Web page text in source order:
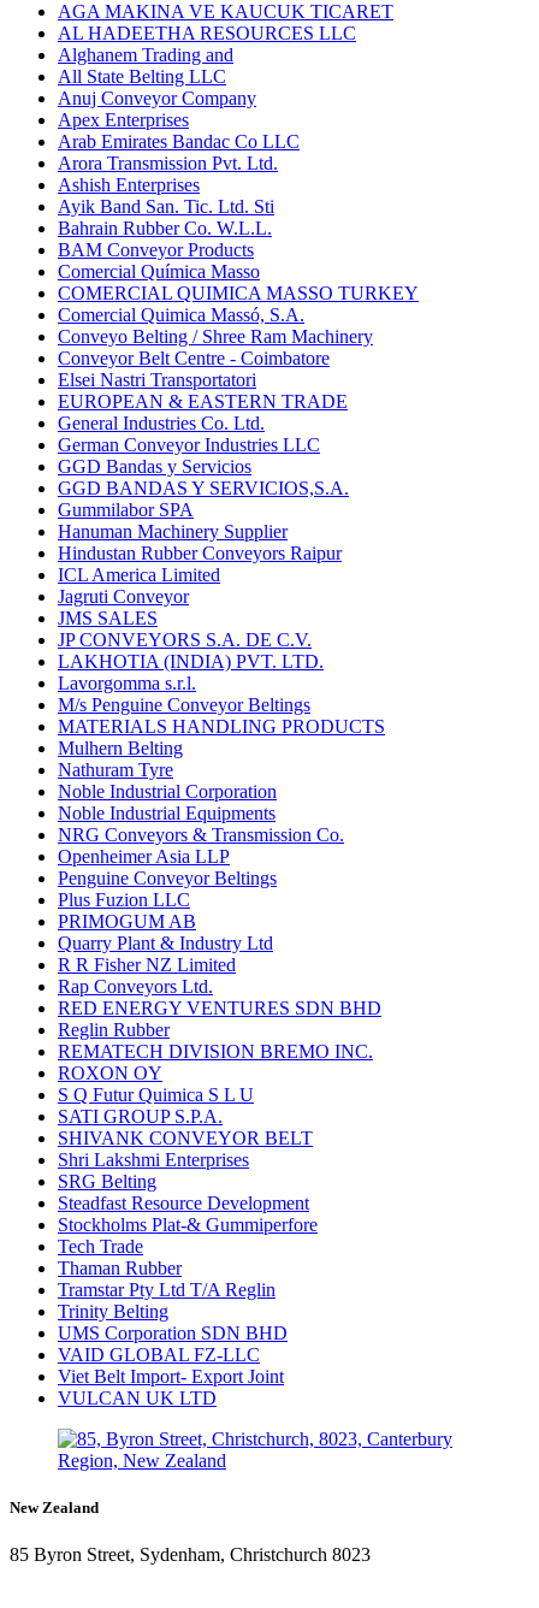
AGA MAKINA VE KAUCUK TICARET
AL HADEETHA RESOURCES LLC
Alghanem Trading and
All State Belting LLC
Anuj Conveyor Company
Apex Enterprises
Arab Emirates Bandac Co LLC
Arora Transmission Pvt. Ltd.
Ashish Enterprises
Ayik Band San. Tic. Ltd. Sti
Bahrain Rubber Co. W.L.L.
BAM Conveyor Products
Comercial Química Masso
COMERCIAL QUIMICA MASSO TURKEY
Comercial Quimica Massó, S.A.
Conveyo Belting / Shree Ram Machinery
Conveyor Belt Centre - Coimbatore
Elsei Nastri Transportatori
EUROPEAN & EASTERN TRADE
General Industries Co. Ltd.
German Conveyor Industries LLC
GGD Bandas y Servicios
GGD BANDAS Y SERVICIOS,S.A.
Gummilabor SPA
Hanuman Machinery Supplier
Hindustan Rubber Conveyors Raipur
ICL America Limited
Jagruti Conveyor
JMS SALES
JP CONVEYORS S.A. DE C.V.
LAKHOTIA (INDIA) PVT. LTD.
Lavorgomma s.r.l.
M/s Penguine Conveyor Beltings
MATERIALS HANDLING PRODUCTS
Mulhern Belting
Nathuram Tyre
Noble Industrial Corporation
Noble Industrial Equipments
NRG Conveyors & Transmission Co.
Openheimer Asia LLP
Penguine Conveyor Beltings
Plus Fuzion LLC
PRIMOGUM AB
Quarry Plant & Industry Ltd
R R Fisher NZ Limited
Rap Conveyors Ltd.
RED ENERGY VENTURES SDN BHD
Reglin Rubber
REMATECH DIVISION BREMO INC.
ROXON OY
S Q Futur Quimica S L U
SATI GROUP S.P.A.
SHIVANK CONVEYOR BELT
Shri Lakshmi Enterprises
SRG Belting
Steadfast Resource Development
Stockholms Plat-& Gummiperfore
Tech Trade
Thaman Rubber
Tramstar Pty Ltd T/A Reglin
Trinity Belting
UMS Corporation SDN BHD
VAID GLOBAL FZ-LLC
Viet Belt Import- Export Joint
VULCAN UK LTD
New Zealand
85 Byron Street, Sydenham, Christchurch 8023